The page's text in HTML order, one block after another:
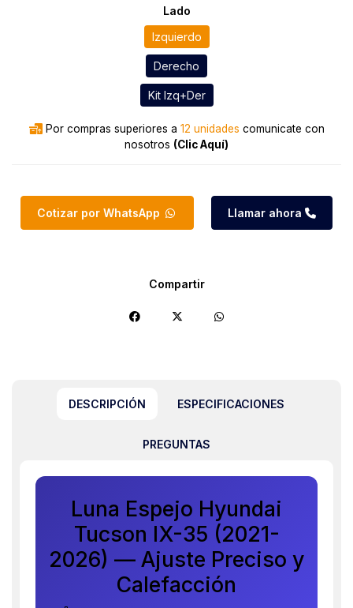
Lado
Izquierdo
Derecho
Kit Izq+Der
Por compras superiores a 12 unidades comunicate con
nosotros (Clic Aquí)
Cotizar por WhatsApp Llamar ahora
Compartir
DESCRIPCIÓN ESPECIFICACIONES
PREGUNTAS
Luna Espejo Hyundai
Tucson IX-35 (2021-
2026) — Ajuste Preciso y
Calefacción